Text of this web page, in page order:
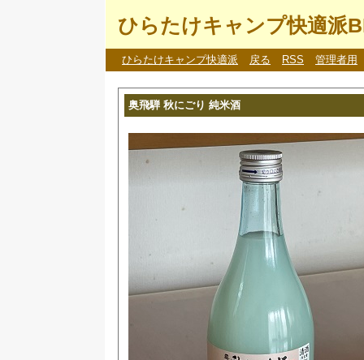
ひらたけキャンプ快適派
ひらたけキャンプ快適派 戻る RSS 管理者用
奥飛騨 秋にごり 純米酒